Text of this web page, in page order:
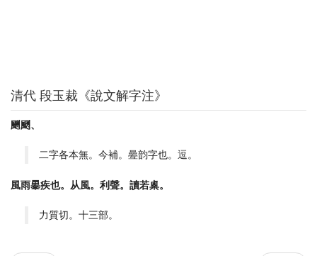
清代 段玉裁《說文解字注》
䬆颲、
二字各本無。今補。㬪韵字也。逗。
風雨曓疾也。从風。利聲。讀若㮚。
力質切。十三部。